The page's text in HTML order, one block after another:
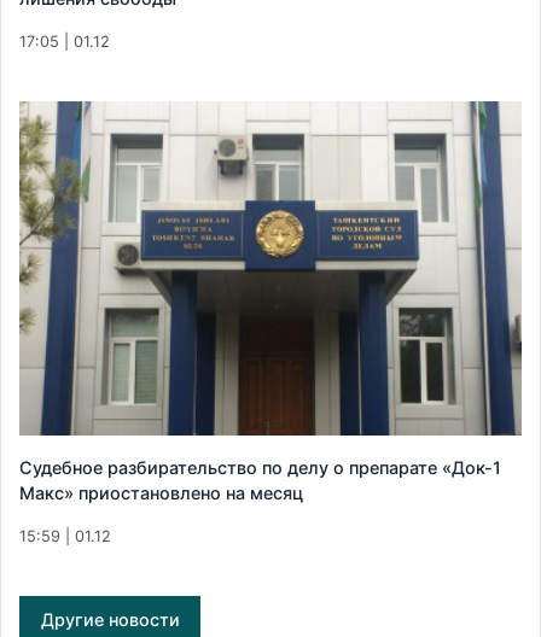
17:05 | 01.12
Судебное разбирательство по делу о препарате «Док-1
Макс» приостановлено на месяц
15:59 | 01.12
Другие новости